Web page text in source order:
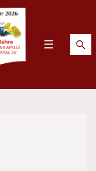
Menü